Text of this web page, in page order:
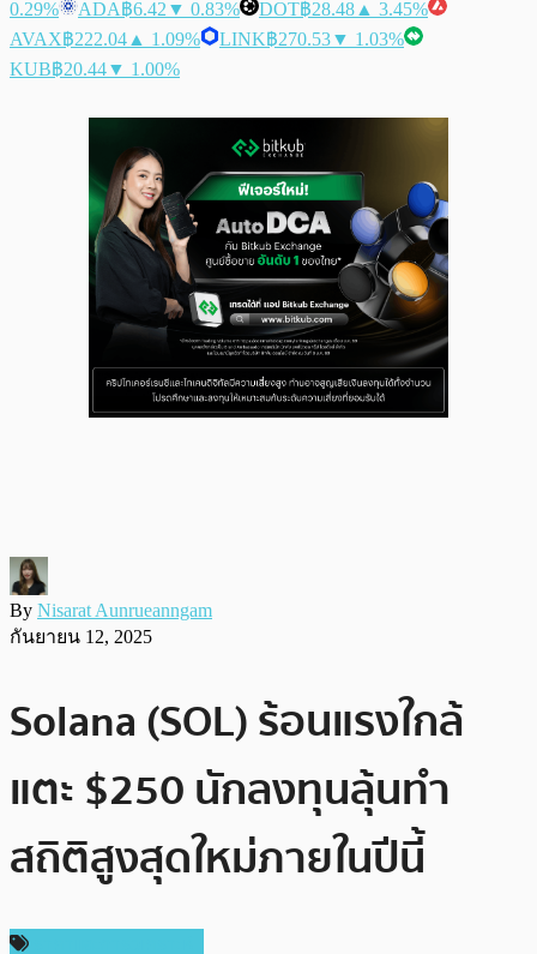
0.29%
ADA฿6.42 ▼ 0.83% DOT฿28.48 ▲ 3.45%
AVAX฿222.04 ▲ 1.09% LINK฿270.53▼ 1.03%
KUB฿20.44▼ 1.00%
By Nisarat Aunrueanngam
กันยายน 12, 2025
Solana (SOL) ร้อนแรงใกล้
แตะ $250 นักลงทุนลุ้นทำ
สถิติสูงสุดใหม่ภายในปีนี้